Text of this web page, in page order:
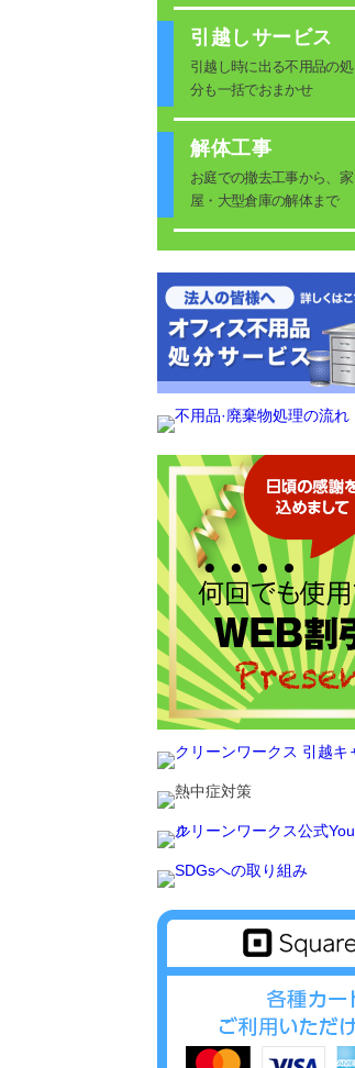
引越しサービス
引越し時に出る不用品の処
分も一括でおまかせ
解体工事
お庭での撤去工事から、家
屋・大型倉庫の解体まで